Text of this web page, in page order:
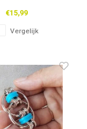
€15,99
Vergelijk